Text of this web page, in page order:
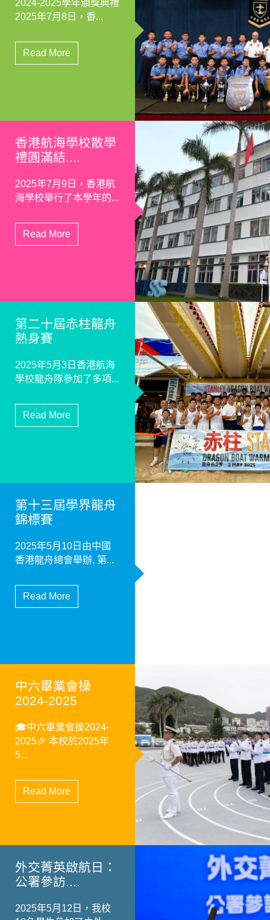
2024-2025學年頒獎典禮
2025年7月8日，香...
Read More
香港航海學校散學
禮圓滿結....
2025年7月9日，香港航
海學校舉行了本學年的...
Read More
第二十屆赤柱龍舟
熱身賽
2025年5月3日香港航海
學校龍舟隊參加了多項...
Read More
第十三屆學界龍舟
錦標賽
2025年5月10日由中國
香港龍舟總會舉辦, 第...
Read More
中六畢業會操
2024-2025
🎓中六畢業會操2024-
2025🎉 本校於2025年
5...
Read More
外交菁英啟航日：
公署參訪....
2025年5月12日，我校